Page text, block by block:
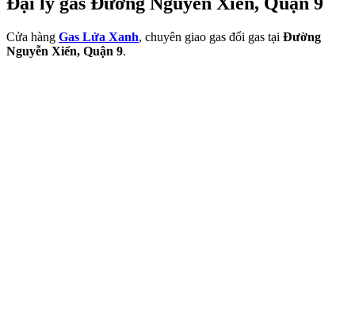
Cửa hàng Gas Lửa Xanh, chuyên giao gas đổi gas tại Đường
Nguyễn Xiển, Quận 9.